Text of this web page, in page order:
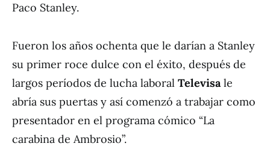
Paco Stanley.
Fueron los años ochenta que le darían a Stanley
su primer roce dulce con el éxito, después de
largos períodos de lucha laboral Televisale
abría sus puertas y así comenzó a trabajar como
presentador en el programa cómico “La
carabina de Ambrosio”.